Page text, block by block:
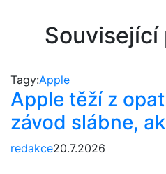
Tagy:Apple
Apple těží z
závod slábne,
redakce20.7.2026